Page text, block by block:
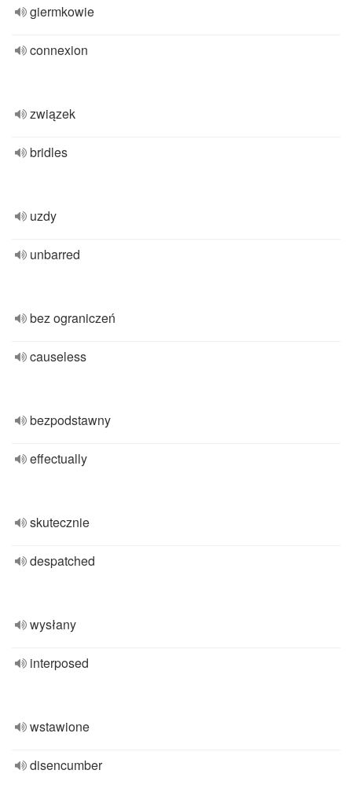
giermkowie
connexion
związek
bridles
uzdy
unbarred
bez ograniczeń
causeless
bezpodstawny
effectually
skutecznie
despatched
wysłany
interposed
wstawione
disencumber